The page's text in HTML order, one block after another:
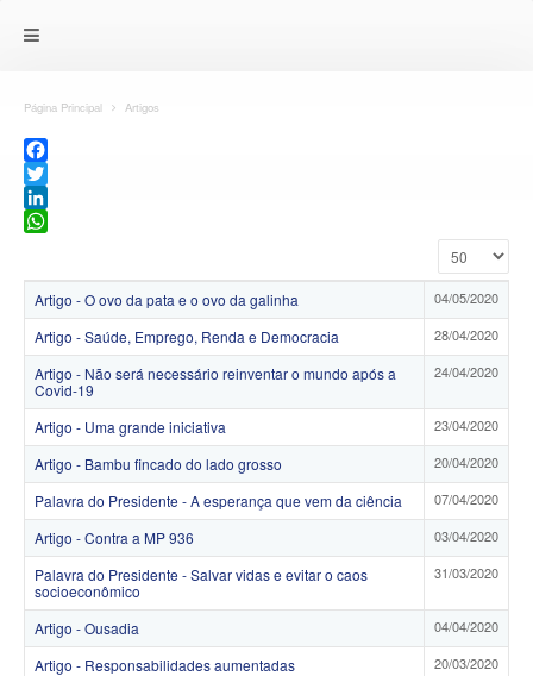
Página Principal Artigos
Facebook
Twitter
LinkedIn
Exibir #
Artigo - O ovo da pata e o ovo da galinha 04/05/2020
Artigo - Saúde, Emprego, Renda e Democracia 28/04/2020
Artigo - Não será necessário reinventar o mundo após a
Covid-19
24/04/2020
Artigo - Uma grande iniciativa 23/04/2020
Artigo - Bambu fincado do lado grosso 20/04/2020
Palavra do Presidente - A esperança que vem da ciência 07/04/2020
Artigo - Contra a MP 936 03/04/2020
Palavra do Presidente - Salvar vidas e evitar o caos
socioeconômico
31/03/2020
Artigo - Ousadia 04/04/2020
Artigo - Responsabilidades aumentadas 20/03/2020